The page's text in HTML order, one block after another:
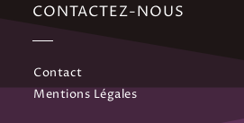
CONTACTEZ-NOUS
Contact
Mentions Légales